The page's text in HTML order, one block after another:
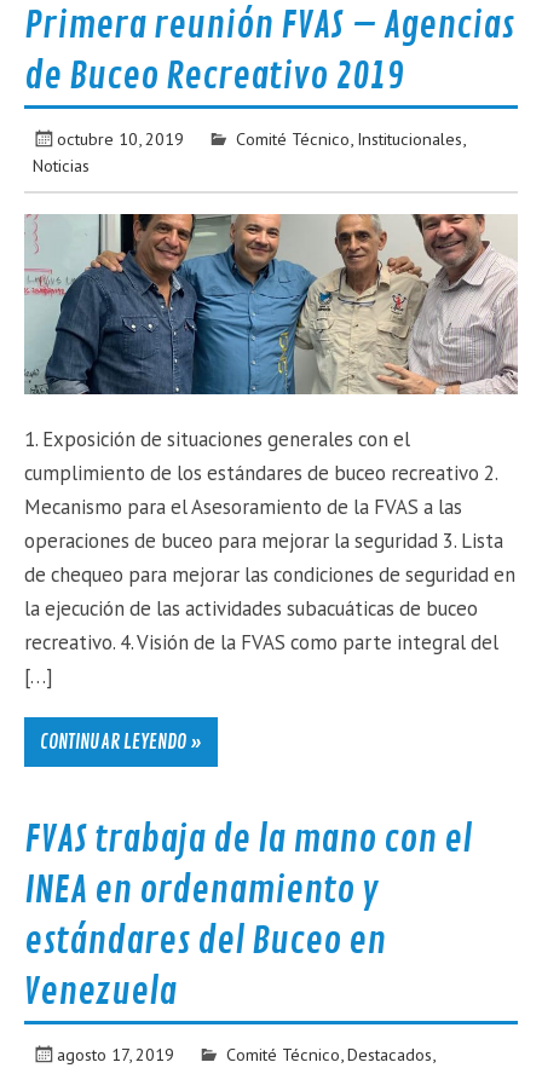
Primera reunión FVAS – Agencias
de Buceo Recreativo 2019
octubre 10, 2019 Comité Técnico, Institucionales,
Noticias
1. Exposición de situaciones generales con el
cumplimiento de los estándares de buceo recreativo 2.
Mecanismo para el Asesoramiento de la FVAS a las
operaciones de buceo para mejorar la seguridad 3. Lista
de chequeo para mejorar las condiciones de seguridad en
la ejecución de las actividades subacuáticas de buceo
recreativo. 4. Visión de la FVAS como parte integral del
[…]
CONTINUAR LEYENDO »
FVAS trabaja de la mano con el
INEA en ordenamiento y
estándares del Buceo en
Venezuela
agosto 17, 2019 Comité Técnico,Destacados,